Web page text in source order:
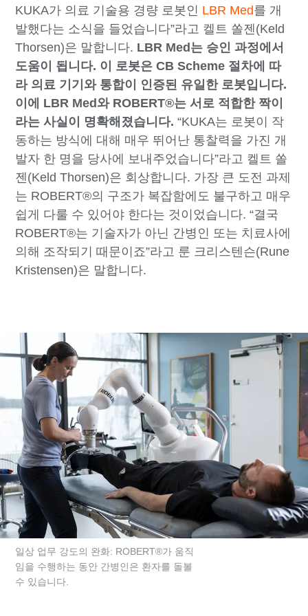
KUKA가 의료 기술용 경량 로봇인 LBR Med를 개
발했다는 소식을 들었습니다”라고 켈트 쏠젠(Keld
Thorsen)은 말합니다. LBR Med는 승인 과정에서
도움이 됩니다. 이 로봇은 CB Scheme 절차에 따
라 의료 기기와 통합이 인증된 유일한 로봇입니다.
이에 LBR Med와 ROBERT®는 서로 적합한 짝이
라는 사실이 명확해졌습니다. “KUKA는 로봇이 작
동하는 방식에 대해 매우 뛰어난 통찰력을 가진 개
발자 한 명을 당사에 보내주었습니다”라고 켈트 쏠
젠(Keld Thorsen)은 회상합니다. 가장 큰 도전 과제
는 ROBERT®의 구조가 복잡함에도 불구하고 매우
쉽게 다룰 수 있어야 한다는 것이었습니다. “결국
ROBERT®는 기술자가 아닌 간병인 또는 치료사에
의해 조작되기 때문이죠”라고 룬 크리스텐슨(Rune
Kristensen)은 말합니다.
일상 업무 강도의 완화: ROBERT®가 움직
임을 수행하는 동안 간병인은 환자를 돌볼
수 있습니다.